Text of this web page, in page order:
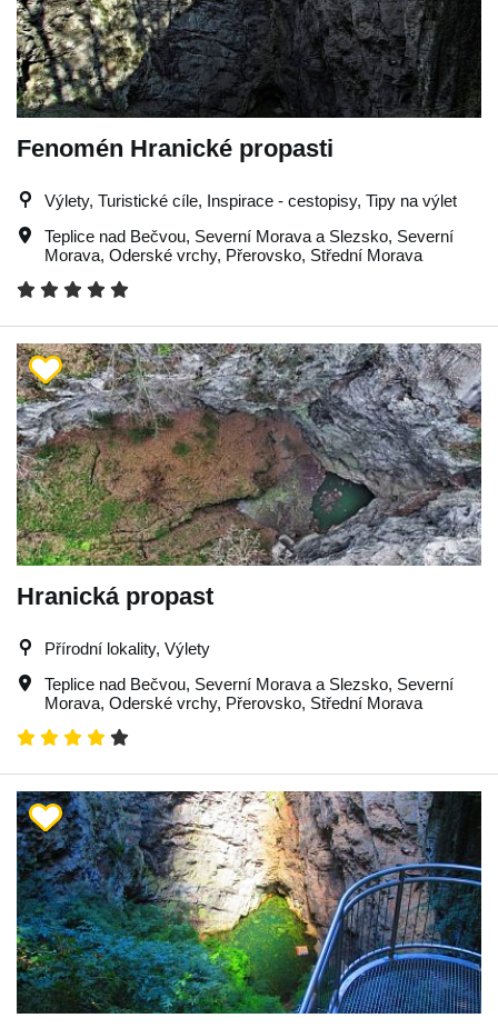
Fenomén Hranické propasti
Výlety, Turistické cíle, Inspirace - cestopisy, Tipy na výlet
Teplice nad Bečvou, Severní Morava a Slezsko, Severní
Morava, Oderské vrchy, Přerovsko, Střední Morava
Hranická propast
Přírodní lokality, Výlety
Teplice nad Bečvou, Severní Morava a Slezsko, Severní
Morava, Oderské vrchy, Přerovsko, Střední Morava